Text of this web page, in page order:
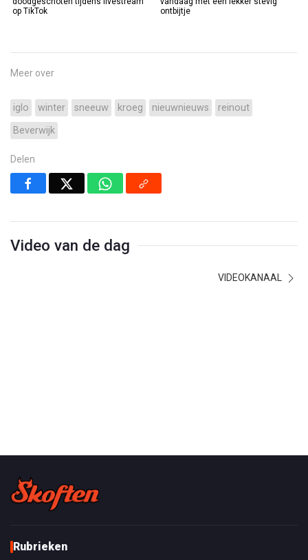
op TikTok
ontbijtje
Meer over
iglo winter sneeuw kroeg nieuwnieuws
reinout
Beverwijk
Delen
Video van de dag
VIDEOKANAAL
Rubrieken